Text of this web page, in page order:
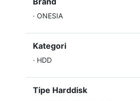
· ONESIA
Kategori
· HDD
Tipe Harddisk